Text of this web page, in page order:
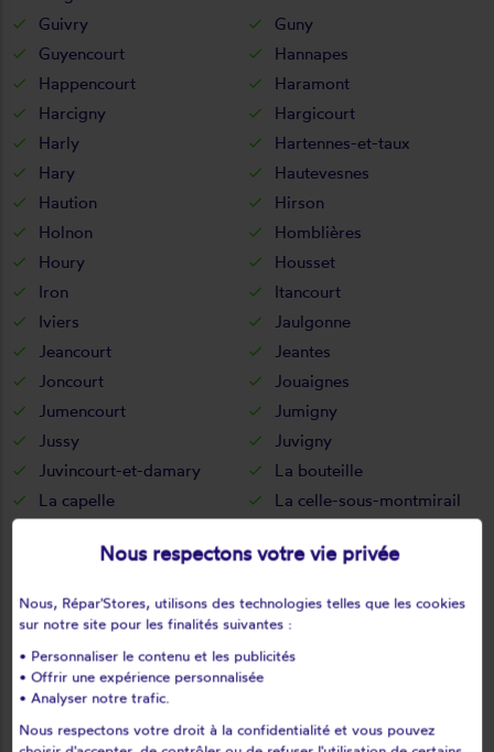
Guivry
Guny
Guyencourt
Hannapes
Happencourt
Haramont
Harcigny
Hargicourt
Harly
Hartennes-et-taux
Hary
Hautevesnes
Haution
Hirson
Holnon
Homblières
Houry
Housset
Iron
Itancourt
Iviers
Jaulgonne
Jeancourt
Jeantes
Joncourt
Jouaignes
Jumencourt
Jumigny
Jussy
Juvigny
Juvincourt-et-damary
La bouteille
La capelle
La celle-sous-montmirail
La croix-sur-ourcq
La fère
La hérie
La malmaison
La neuville-bosmont
La neuville-en-beine
La neuville-housset
La vallée-au-blé
La ville-aux-bois-lès-dizy
Nous respectons votre vie privée
Nous, Répar'Stores, utilisons des technologies telles que les cookies
sur notre site pour les finalités suivantes :
• Personnaliser le contenu et les publicités
• Offrir une expérience personnalisée
• Analyser notre trafic.
Nous respectons votre droit à la confidentialité et vous pouvez